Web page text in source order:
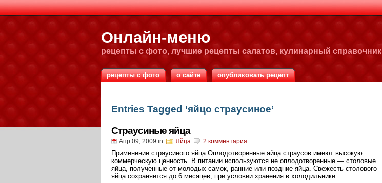
Онлайн-меню
рецепты с фото, лучшие рецепты салатов, кулинарный справочник
рецепты с фото о сайте опубликовать рецепт
Entries Tagged ‘яйцо страусиное’
Страусиные яйца
Апр.09, 2009 in Яйца 2 комментария
Применение страусиного яйца Оплодотворенные яйца страусов имеют высокую
коммерческую ценность. В питании используются не оплодотворенные — столовые
яйца, полученные от молодых самок, ранние или поздние яйца. Свежесть столового
яйца сохраняется до 6 месяцев, при условии хранения в холодильнике.